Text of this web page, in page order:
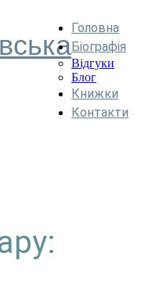
Головна
Біографія
Відгуки
Блог
Книжки
Контакти